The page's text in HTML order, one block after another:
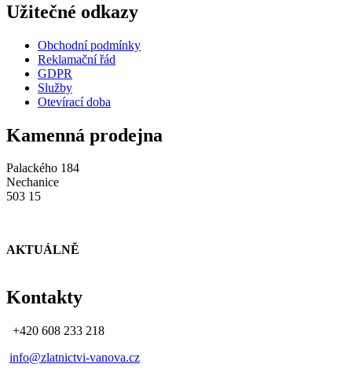
Užitečné odkazy
Obchodní podmínky
Reklamační řád
GDPR
Služby
Otevírací doba
Kamenná prodejna
Palackého 184
Nechanice
503 15
AKTUÁLNĚ
Kontakty
+420 608 233 218
info@zlatnictvi-vanova.cz